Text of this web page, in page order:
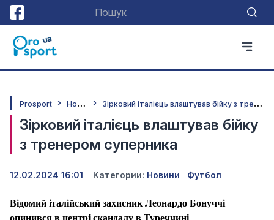
Prosport Н
овини З
ірковий італієць влаштував бійку з тренером суперника
Зірковий італієць влаштував бійку
з тренером суперника
12.02.2024 16:01 Категории: Новини Футбол
Відомий італійський захисник Леонардо Бонуччі
опинився в центрі скандалу в Туреччині